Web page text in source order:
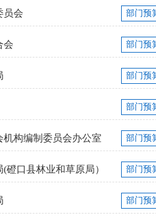
员会 部门预
会 部门预
部门预
部门预
机构编制委员会办公室 部门预
磴口县林业和草原局） 部门预
部门预